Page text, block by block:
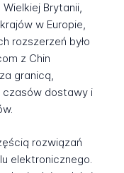
Brytanii,
w Europie,
rozszerzeń było
z Chin
granicą,
dostawy i
rozwiązań
elektronicznego.